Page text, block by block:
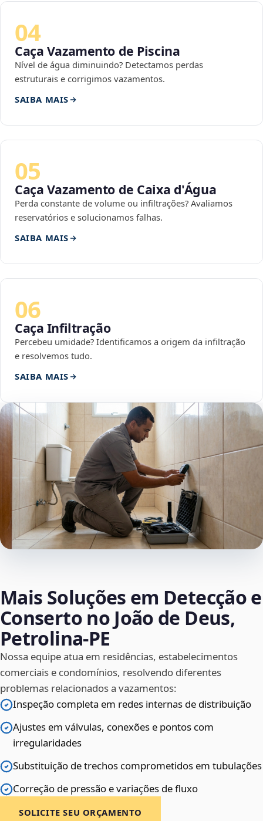
04
Caça Vazamento de Piscina
Nível de água diminuindo? Detectamos perdas
estruturais e corrigimos vazamentos.
SAIBA MAIS
05
Caça Vazamento de Caixa d'Água
Perda constante de volume ou infiltrações? Avaliamos
reservatórios e solucionamos falhas.
SAIBA MAIS
06
Caça Infiltração
Percebeu umidade? Identificamos a origem da infiltração
e resolvemos tudo.
SAIBA MAIS
Mais Soluções em Detecção e
Conserto no João de Deus,
Petrolina‑PE
Nossa equipe atua em residências, estabelecimentos
comerciais e condomínios, resolvendo diferentes
problemas relacionados a vazamentos:
Inspeção completa em redes internas de distribuição
Ajustes em válvulas, conexões e pontos com
irregularidades
Substituição de trechos comprometidos em tubulações
Correção de pressão e variações de fluxo
SOLICITE SEU ORÇAMENTO